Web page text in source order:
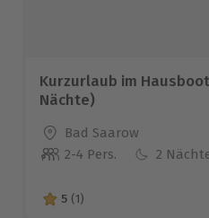
Kurzurlaub im
Nächte)
Standort
Bad Saarow
Anzahl der Teilnehmer
2-4 Pers. 2
5 von 5 Sternen
5 (1)